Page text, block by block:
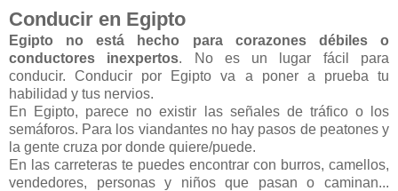
Conducir en Egipto
Egipto no está hecho para corazones débiles o
conductores inexpertos. No es un lugar fácil para
conducir. Conducir por Egipto va a poner a prueba tu
habilidad y tus nervios.
En Egipto, parece no existir las señales de tráfico o los
semáforos. Para los viandantes no hay pasos de peatones y
la gente cruza por donde quiere/puede.
En las carreteras te puedes encontrar con burros, camellos,
vendedores, personas y niños que pasan o caminan...